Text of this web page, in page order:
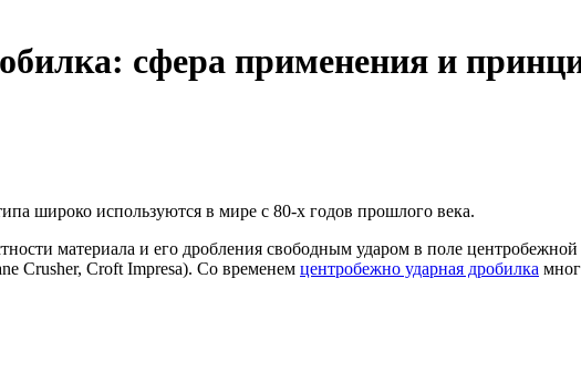
сфера применения и
широко используются в мире с 80-х годов прошлого века.
материала и его дробления свободным ударом в поле
Crusher, Croft Impresa). Со временем центробежно ударная дробилка